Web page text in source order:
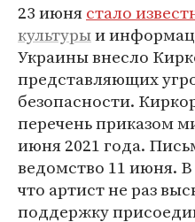
23 июнястало
культурыи
Украины внесло
представляющих
безопасности.
перечень приказом
июня 2021 года.
ведомство 11 июня.
что артист не раз
поддержку